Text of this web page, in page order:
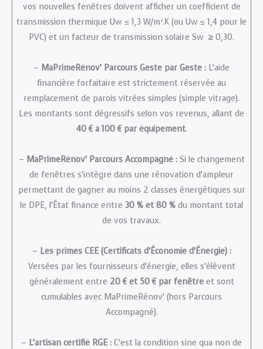
vos nouvelles fenêtres doivent afficher un coefficient de
transmission thermique Uw ≤ 1,3 W/m².K (ou Uw ≤ 1,4 pour le
PVC) et un facteur de transmission solaire Sw ≥ 0,30.
– MaPrimeRénov’ Parcours Geste par Geste : L’aide
financière forfaitaire est strictement réservée au
remplacement de parois vitrées simples (simple vitrage).
Les montants sont dégressifs selon vos revenus, allant de
40 € à 100 € par équipement.
– MaPrimeRénov’ Parcours Accompagné :Si le changement
de fenêtres s’intègre dans une rénovation d’ampleur
permettant de gagner au moins 2 classes énergétiques sur
le DPE, l’État finance entre 30 % et 80 % du montant total
de vos travaux.
– Les primes CEE (Certificats d’Économie d’Énergie) :
Versées par les fournisseurs d’énergie, elles s’élèvent
généralement entre 20 € et 50 € par fenêtreet sont
cumulables avec MaPrimeRénov’ (hors Parcours
Accompagné).
– L’artisan certifié RGE : C’est la condition sine qua non de